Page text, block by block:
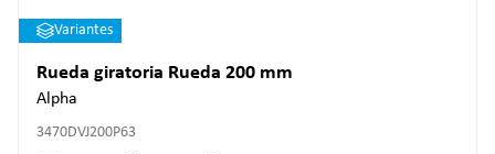
Variantes
Rueda giratoria Rueda 200 mm
Alpha
3470DVJ200P63